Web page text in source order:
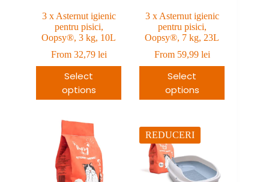
3 x Asternut igienic
pentru pisici,
Oopsy®, 3 kg, 10L
From 32,79 lei
Select
options
3 x Asternut igienic
pentru pisici,
Oopsy®, 7 kg, 23L
From 59,99 lei
Select
options
REDUCERI